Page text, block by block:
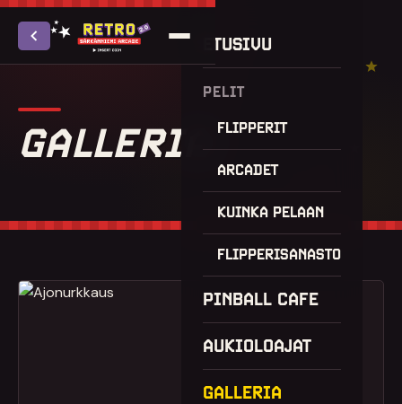
ETUSIVU
PELIT
FLIPPERIT
ARCADET
KUINKA PELAAN
FLIPPERISANASTO
PINBALL CAFE
AUKIOLOAJAT
GALLERIA
GALLERIA